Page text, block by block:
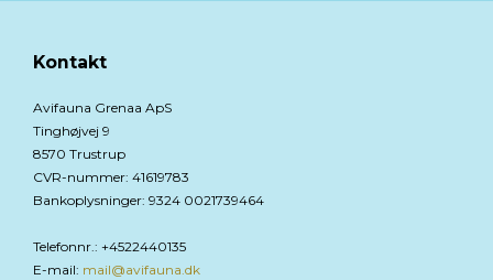
Kontakt
Avifauna Grenaa ApS
Tinghøjvej 9
8570 Trustrup
CVR-nummer: 41619783
Bankoplysninger: 9324 0021739464
Telefonnr.: +4522440135
E-mail: mail@avifauna.dk